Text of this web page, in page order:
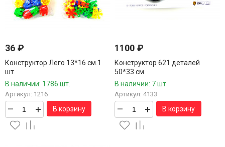
36 ₽
Конструктор Лего 13*16 см.1
шт.
В наличии: 1786 шт.
Артикул: 1216
– + В корзину
1100₽
Конструктор 621 деталей
50*33 см.
В наличии: 7 шт.
Артикул: 4133
– + В корзину